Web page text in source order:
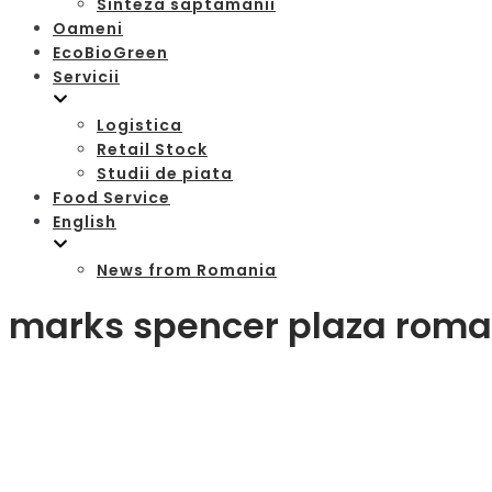
Sinteza saptamanii
Oameni
EcoBioGreen
Servicii
Logistica
Retail Stock
Studii de piata
Food Service
English
News from Romania
marks spencer plaza